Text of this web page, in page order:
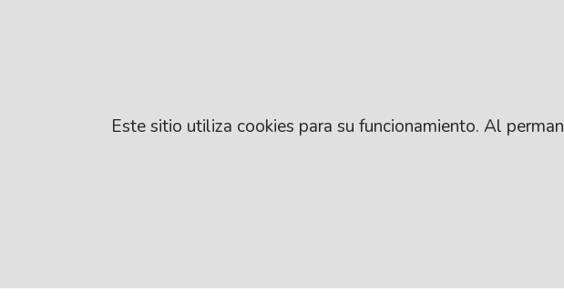
Este sitio utiliza cookies para su funcionamiento. Al